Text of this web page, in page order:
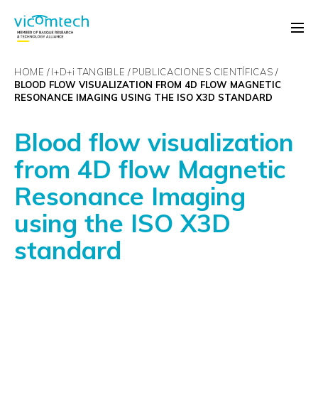
HOME I+D+i TANGIBLE PUBLICACIONES CIENTÍFICAS
BLOOD FLOW VISUALIZATION FROM 4D FLOW MAGNETIC
RESONANCE IMAGING USING THE ISO X3D STANDARD
Blood flow visualization
from 4D flow Magnetic
Resonance Imaging
using the ISO X3D
standard